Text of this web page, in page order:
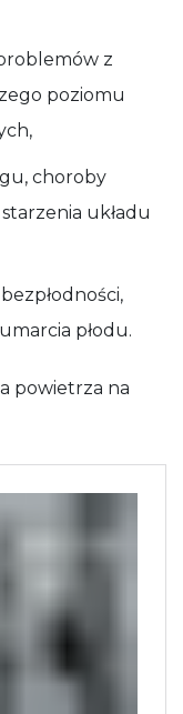
z
poziomu
choroby
układu
płodu.
powietrza na